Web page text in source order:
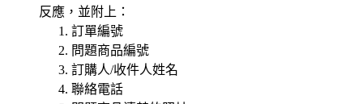
反應，並附上：
訂單編號
問題商品編號
訂購人/收件人姓名
聯絡電話